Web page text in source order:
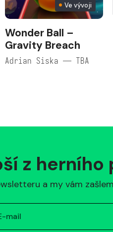
Ve vývoji
Wonder Ball –
Gravity Breach
Adrian Siska — TBA
z herního
a my vám